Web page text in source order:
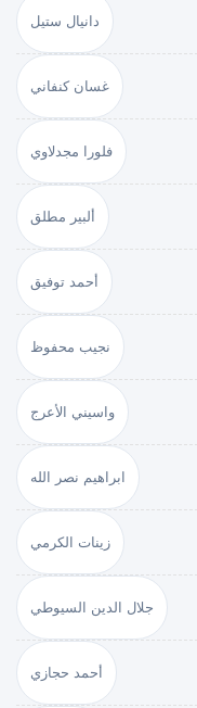
دانيال ستيل
غسان كنفاني
فلورا مجدلاوي
ألبير مطلق
أحمد توفيق
نجيب محفوظ
واسيني الأعرج
ابراهيم نصر الله
زينات الكرمي
جلال الدين السيوطي
أحمد حجازي